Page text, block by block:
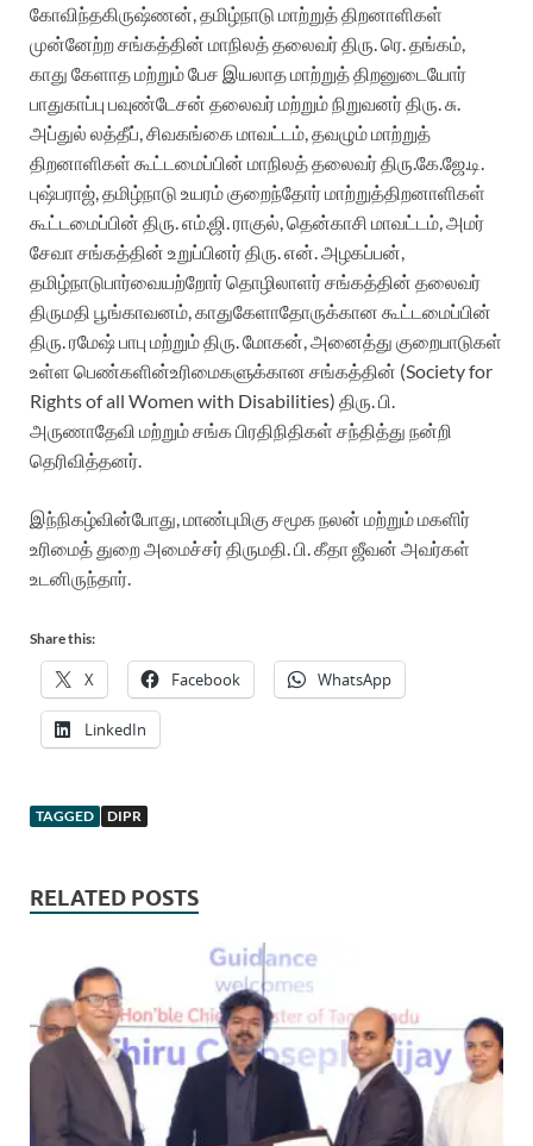
கோவிந்தகிருஷ்ணன், தமிழ்நாடு மாற்றுத் திறனாளிகள்
முன்னேற்ற சங்கத்தின் மாநிலத் தலைவர் திரு. ரெ. தங்கம்,
காது கேளாத மற்றும் பேச இயலாத மாற்றுத் திறனுடையோர்
பாதுகாப்பு பவுண்டேசன் தலைவர் மற்றும் நிறுவனர் திரு. சு.
அப்துல் லத்தீப், சிவகங்கை மாவட்டம், தவழும் மாற்றுத்
திறனாளிகள் கூட்டமைப்பின் மாநிலத் தலைவர் திரு.கே.ஜே.டி.
புஷ்பராஜ் , தமிழ்நாடு உயரம் குறைந்தோர் மாற்றுத்திறனாளிகள்
கூட்டமைப்பின் திரு. எம்.ஜி. ராகுல், தென்காசி மாவட்டம், அமர்
சேவா சங்கத்தின் உறுப்பினர் திரு. என். அழகப்பன்,
தமிழ்நாடுபார்வையற்றோர்தொழிலாளர்சங்கத்தின் தலைவர்
திருமதி பூங்காவனம், காதுகேளாதோருக்கான கூட்டமைப்பின்
திரு. ரமேஷ் பாபு மற்றும் திரு. மோகன், அனைத்து குறைபாடுகள்
உள்ள பெண்களின்உரிமைகளுக்கான சங்கத்தின் (Society for
Rights of all Women with Disabilities) திரு. பி.
அருணாதேவி மற்றும் சங்க பிரதிநிதிகள் சந்தித்து நன்றி
தெரிவித்தனர்.
இந்நிகழ்வின்போது, மாண்புமிகு சமூக நலன் மற்றும்மகளிர்
உரிமைத் துறை அமைச்சர் திருமதி. பி. கீதா ஜீவன் அவர்கள்
உடனிருந்தார்
Share this:
X Facebook WhatsApp
LinkedIn
TAGGED DIPR
RELATED POSTS